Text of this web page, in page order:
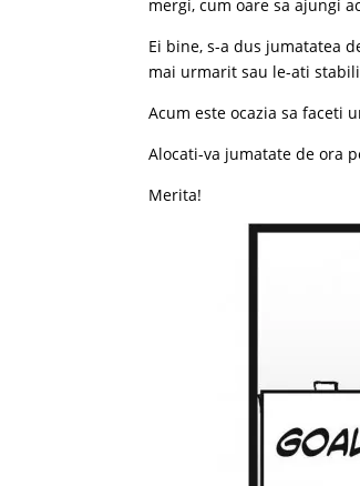
mergi, cum oare sa ajungi
Ei bine, s-a dus jumatatea
mai urmarit sau le-ati
Acum este ocazia sa faceti
Alocati-va jumatate de ora
Merita!